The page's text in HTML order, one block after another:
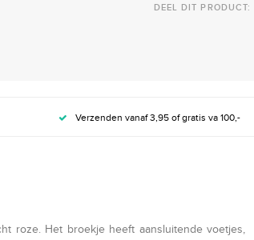
DEEL DIT PRODUCT:
Verzenden vanaf 3,95 of gratis va 100,-
roze. Het broekje heeft aansluitende voetjes,